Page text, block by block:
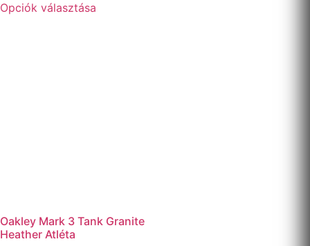
Opciók választása
Oakley Mark 3 Tank Granite
Heather Atléta